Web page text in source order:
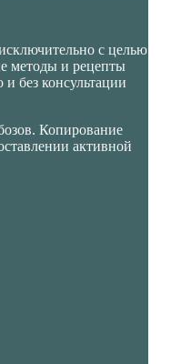
с целью
методы и рецепты
и без консультации
Копирование
активной